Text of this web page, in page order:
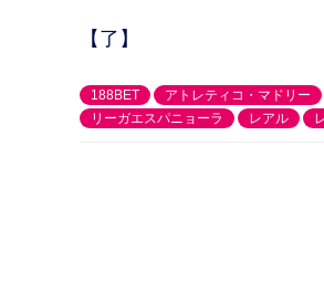
【了】
188BET アトレティコ・マドリー
リーガエスパニョーラ
レアル